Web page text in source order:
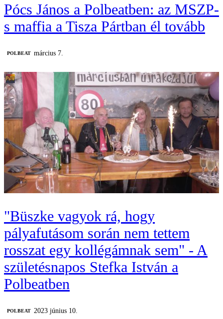
Pócs János a Polbeatben: az MSZP-
s maffia a Tisza Pártban él tovább
‎POLBEAT március 7.
"Büszke vagyok rá, hogy
pályafutásom során nem tettem
rosszat egy kollégámnak sem" - A
születésnapos Stefka István a
Polbeatben
‎POLBEAT 2023 június 10.